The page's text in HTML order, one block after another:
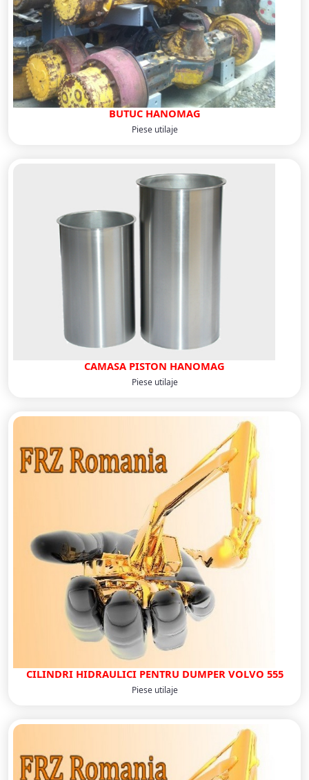
BUTUC HANOMAG
Piese utilaje
CAMASA PISTON HANOMAG
Piese utilaje
CILINDRI HIDRAULICI PENTRU DUMPER VOLVO 555
Piese utilaje